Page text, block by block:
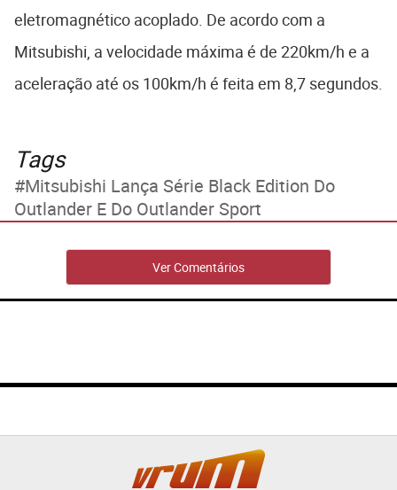
eletromagnético acoplado. De acordo com a
Mitsubishi, a velocidade máxima é de 220km/h e a
aceleração até os 100km/h é feita em 8,7 segundos.
Tags
Mitsubishi Lança Série Black Edition Do
Outlander E Do Outlander Sport
Ver Comentários